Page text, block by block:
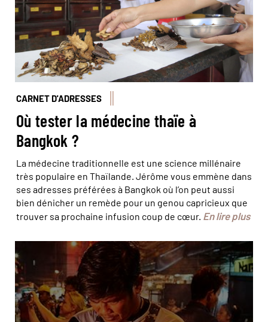
CARNET D'ADRESSES
Où tester la médecine thaïe à
Bangkok ?
La médecine traditionnelle est une science millénaire
très populaire en Thaïlande. Jérôme vous emmène dans
ses adresses préférées à Bangkok où l’on peut aussi
bien dénicher un remède pour un genou capricieux que
trouver sa prochaine infusion coup de cœur. En lire plus